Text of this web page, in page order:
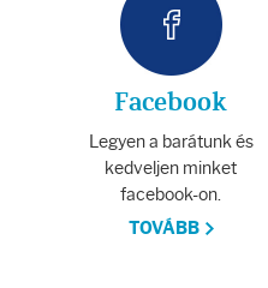
Facebook
Legyen a barátunk és
kedveljen minket
facebook-on.
TOVÁBB